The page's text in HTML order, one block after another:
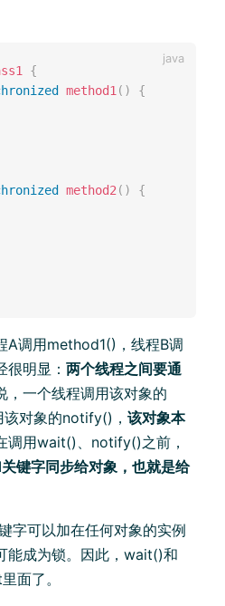
{
method1 ( )
{
method2 ( )
{
A调用method1()，线程B调
明显： 两个线程之间要通
，一个线程调用该对象的
对象的notify()， 该对象本
调用wait()、notify()之前，
键字同步给对象，也就是给
字可以加在任何对象的实例
能成为锁。因此，wait()和
面了。